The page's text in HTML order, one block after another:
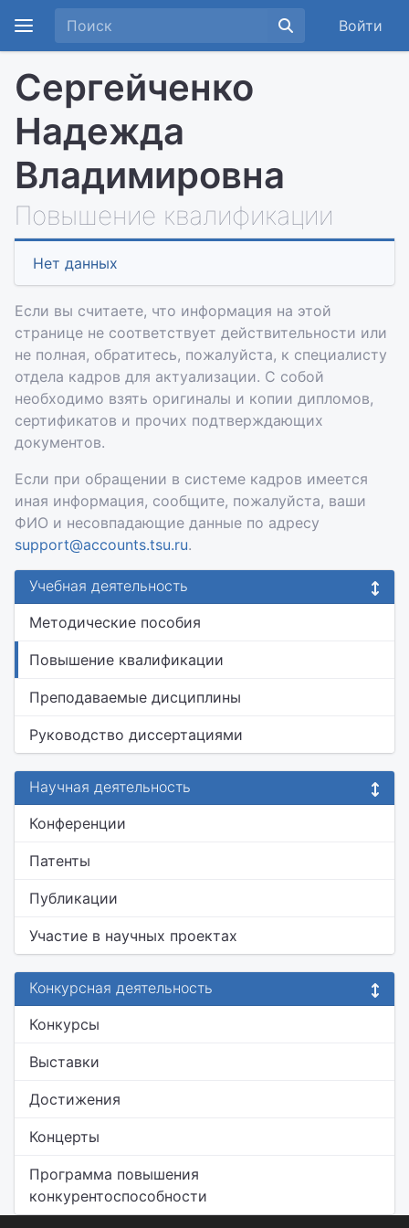
Войти
Сергейченко
Надежда
Владимировна
Повышение квалификации
Нет данных
Если вы считаете, что информация на этой
странице не соответствует действительности или
не полная, обратитесь, пожалуйста, к специалисту
отдела кадров для актуализации. С собой
необходимо взять оригиналы и копии дипломов,
сертификатов и прочих подтверждающих
документов.
Если при обращении в системе кадров имеется
иная информация, сообщите, пожалуйста, ваши
ФИО и несовпадающие данные по адресу
support@accounts.tsu.ru.
Учебная деятельность
Методические пособия
Повышение квалификации
Преподаваемые дисциплины
Руководство диссертациями
Научная деятельность
Конференции
Патенты
Публикации
Участие в научных проектах
Конкурсная деятельность
Конкурсы
Выставки
Достижения
Концерты
Программа повышения
конкурентоспособности